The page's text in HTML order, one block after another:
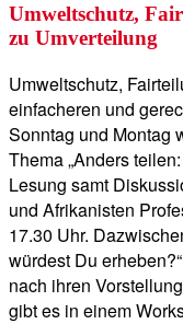
Umweltschutz,
zu Umverteilung
Umweltschutz,
einfacheren und
Sonntag und Montag
Thema „Anders
Lesung samt
und Afrikanisten
17.30 Uhr.
würdest Du
nach ihren
gibt es in einem